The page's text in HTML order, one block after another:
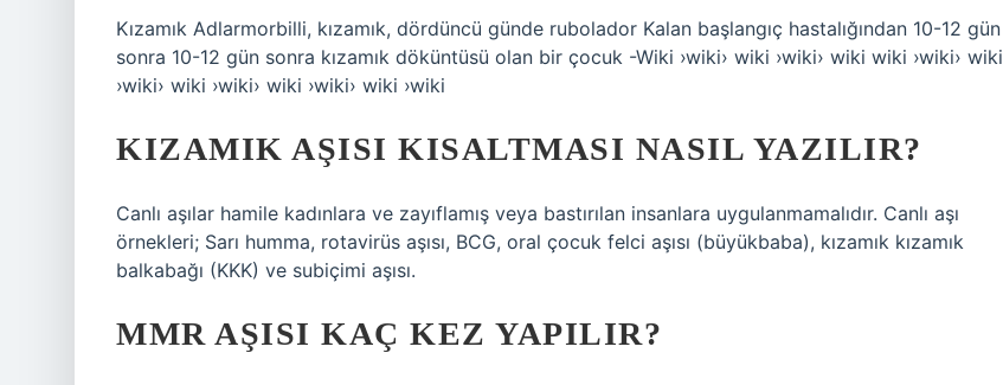
Kızamık Adlarmorbilli, kızamık, dördüncü günde rubolador Kalan başlangıç ​​hastalığından 10-12 gün
sonra 10-12 gün sonra kızamık döküntüsü olan bir çocuk -Wiki ›wiki› wiki ›wiki› wiki wiki ›wiki› wiki
›wiki› wiki ›wiki› wiki ›wiki› wiki ›wiki
KIZAMIK AŞISI KISALTMASI NASIL YAZILIR?
Canlı aşılar hamile kadınlara ve zayıflamış veya bastırılan insanlara uygulanmamalıdır. Canlı aşı
örnekleri; Sarı humma, rotavirüs aşısı, BCG, oral çocuk felci aşısı (büyükbaba), kızamık kızamık
balkabağı (KKK) ve subiçimi aşısı.
MMR AŞISI KAÇ KEZ YAPILIR?